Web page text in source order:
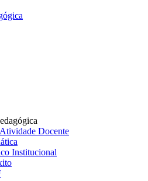
Docente
Institucional